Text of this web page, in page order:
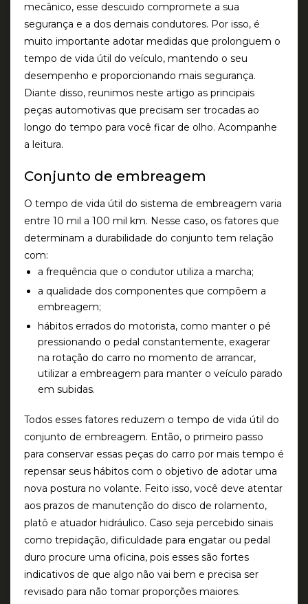
mecânico, esse descuido compromete a sua
segurança e a dos demais condutores. Por isso, é
muito importante adotar medidas que prolonguem o
tempo de vida útil do veículo, mantendo o seu
desempenho e proporcionando mais segurança.
Diante disso, reunimos neste artigo as principais
peças automotivas que precisam ser trocadas ao
longo do tempo para você ficar de olho. Acompanhe
a leitura.
Conjunto de embreagem
O tempo de vida útil do sistema de embreagem varia
entre 10 mil a 100 mil km. Nesse caso, os fatores que
determinam a durabilidade do conjunto tem relação
com:
a frequência que o condutor utiliza a marcha;
a qualidade dos componentes que compõem a
embreagem;
hábitos errados do motorista, como manter o pé
pressionando o pedal constantemente, exagerar
na rotação do carro no momento de arrancar,
utilizar a embreagem para manter o veículo parado
em subidas.
Todos esses fatores reduzem o tempo de vida útil do
conjunto de embreagem. Então, o primeiro passo
para conservar essas peças do carro por mais tempo é
repensar seus hábitos com o objetivo de adotar uma
nova postura no volante. Feito isso, você deve atentar
aos prazos de manutenção do disco de rolamento,
platô e atuador hidráulico. Caso seja percebido sinais
como trepidação, dificuldade para engatar ou pedal
duro procure uma oficina, pois esses são fortes
indicativos de que algo não vai bem e precisa ser
revisado para não tomar proporções maiores.